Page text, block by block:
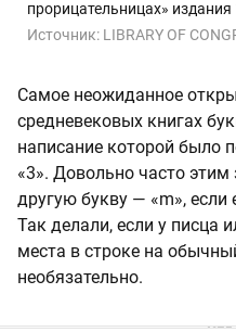
прорицательницах»
Источник: LIBRARY OF
Самое неожиданное
средневековых книгах
написание которой было
«3». Довольно часто
другую букву — «m»,
Так делали, если у писца
места в строке на
необязательно.